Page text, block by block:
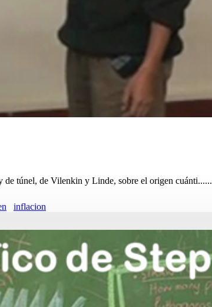
de túnel, de Vilenkin y Linde, sobre el origen cuánti......
inflacion